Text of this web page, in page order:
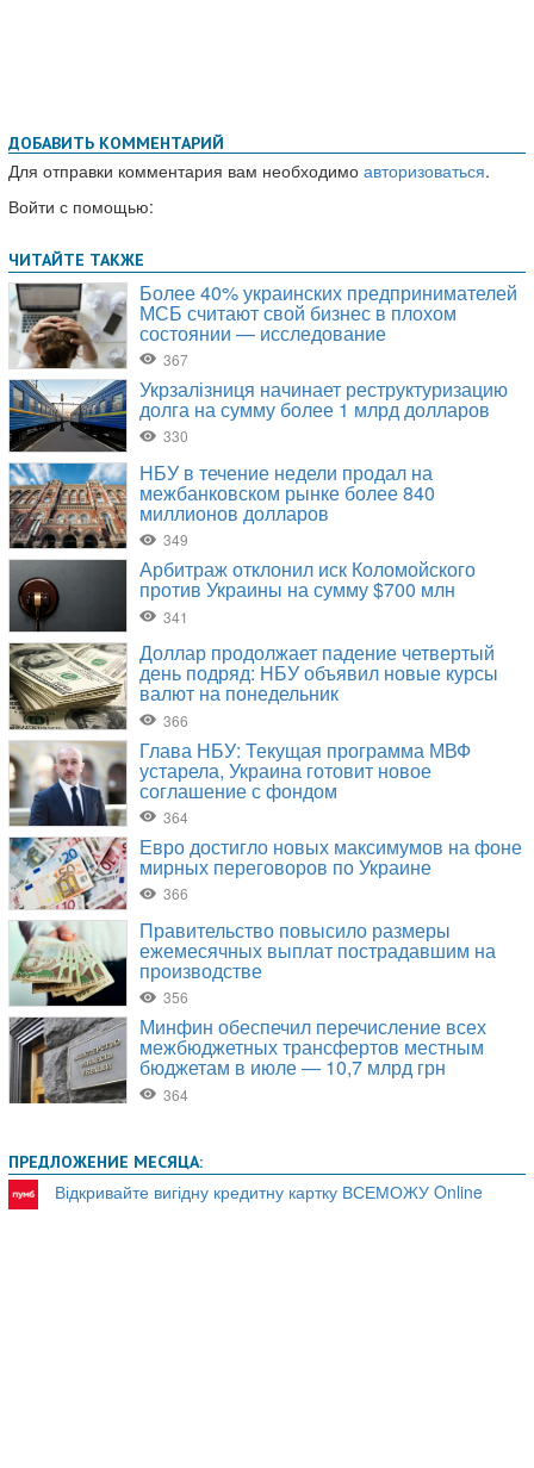
ДОБАВИТЬ КОММЕНТАРИЙ
Для отправки комментария вам необходимо авторизоваться.
Войти с помощью:
ПРЕДЛОЖЕНИЕ МЕСЯЦА:
Відкривайте вигідну кредитну картку ВСЕМОЖУ Online